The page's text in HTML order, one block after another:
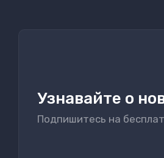
Узнавайте о
Подпишитесь на